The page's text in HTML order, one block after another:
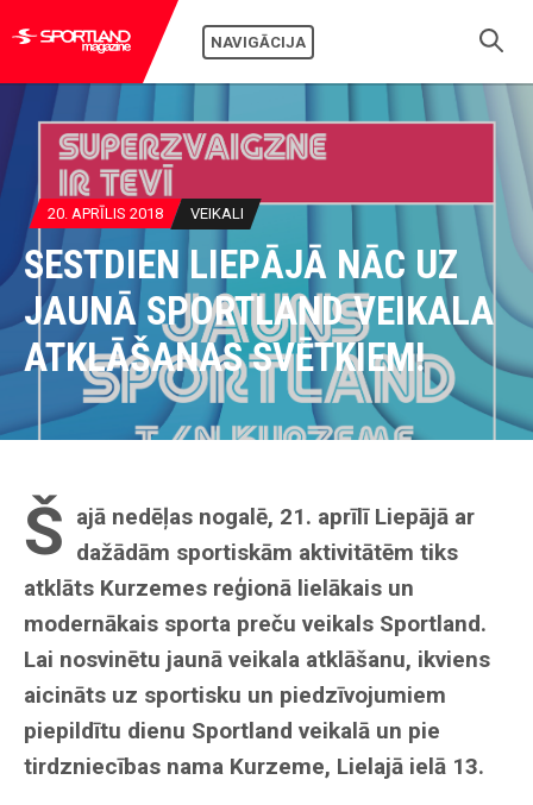
NAVIGĀCIJA
20. APRĪLIS 2018 VEIKALI
SESTDIEN LIEPĀJĀ NĀC UZ
JAUNĀ SPORTLAND VEIKALA
ATKLĀŠANAS SVĒTKIEM!
Š ajā nedēļas nogalē, 21. aprīlī Liepājā ar
dažādām sportiskām aktivitātēm tiks
atklāts Kurzemes reģionā lielākais un
modernākais sporta preču veikals Sportland.
Lai nosvinētu jaunā veikala atklāšanu, ikviens
aicināts uz sportisku un piedzīvojumiem
piepildītu dienu Sportland veikalā un pie
tirdzniecības nama Kurzeme, Lielajā ielā 13.